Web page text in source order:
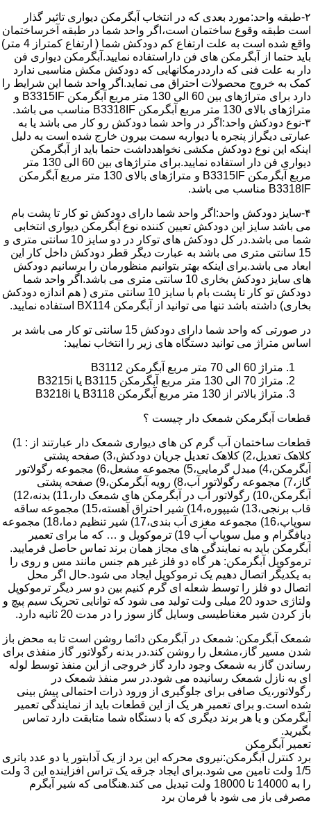
۲-طبقه واحد:مورد بعدی که در انتخاب آبگرمکن دیواری تاثیر گذار
است طبقه وقوع ساختمان است،اگر واحد شما در طبقه آخرساختمان
واقع شده است به علت ارتفاع کم دودکش شما ( ارتفاع کمتراز 4 متر)
باید حتما از آبگرمکن های فن داراستفاده نمایید.آبگرمکن دیواری فن
دار به علت فنی که دارددرمکانهایی که دودکش مکش مناسبی ندارد
کمک به خروج محصولات احتراق می نماید.اگر واحد شما این شرایط را
دارد برای متراژهای بین 60 الی 130 متر مربع آبگرمکن B3315IF و
متراژهای بالای 130 متر مربع آبگرمکن B3318IF مناسب می باشد.
۳-نوع دودکش واحد:اگر در واحد شما دودکش رو کار می باشد یا به
عبارتی دیگراز پنجره یا دیواربه سمت بیرون خارج شده است به دلیل
اینکه این نوع دودکش مکشی نخواهدداشت حتما باید از آبگرمکن
دیواری فن دار استفاده نمایید.برای متراژهای بین 60 الی 130 متر
مربع آبگرمکن B3315IF و متراژهای بالای 130 متر مربع آبگرمکن
B3318IF مناسب می باشد.
۴-سایز دودکش واحد:اگر واحد شما دارای دودکش تو کار تا پشت بام
می باشد سایز این دودکش تعیین کننده نوع آبگرمکن دیواری انتخابی
شما می باشد.در کل دودکش های توکار در دو سایز 10 سانتی متری و
15 سانتی متری می باشد به عبارت دیگر قطر دودکش داخل کار این
ابعاد می باشد.برای اینکه بهتر بتوانیم منظورمان را برسانیم دودکش
های سایز دودکش بخاری 10 سانتی متری می باشد.اگر واحد شما
دودکش تو کار تا پشت بام با سایز 10 سانتی متری ( هم اندازه دودکش
بخاری) داشته باشد تنها می توانید از آبگرمکن BX114 استفاده نمایید.
در صورتی که واحد شما دارای دودکش 15 سانتی تو کار می باشد بر
اساس متراژ می توانید دستگاه های زیر را انتخاب نمایید:
متراژ 60 الی 70 متر مربع آبگرمکن B3112
متراژ 70 الی 130 متر مربع آبگرمکن B3115 یا B3215i
متراژ بالاتر از 130 متر مربع آبگرمکن B3118 یا B3218i
قطعات آبگرمکن شمعک دار چیست ؟
قطعات ساختمان آب گرم کن های دیواری شمعک دار عبارتند از : 1)
کلاهک تعدیل،2) کلاهک تعدیل جریان دودکش،3) صفحه پشتی
آبگرمکن،4) مبدل گرمایی،5) مجموعه مشعل،6) مجموعه رگولاتور
گاز،7) مجموعه رگولاتور آب،8) رویه آبگرمکن،9) صفحه پشتی
آبگرمکن،10) رگولاتور آب در آبگرمکن های شمعک دار،11) بدنه،12)
قاب برنجی،13) شیپوره،14) شیر احتراق آهسته،15) مجموعه ساقه
سوپاپ،16) مجموعه مغزی آب بندی،17) شیر تنظیم دما،18) مجموعه
دیافگرام و میل سوپاپ آب 19) ترموکوپل و … که ما برای تعمیر
آبگرمکن باید به نمایندگی های مجاز همان برند تماس حاصل فرمایید.
ترموکوپل آبگرمکن: هر گاه دو فلز غیر هم جنس مانند مس و روی را
به یکدیگر اتصال دهیم یک ترموکوپل ایجاد می شود.حال اگر محل
اتصال دو فلز را توسط شعله ای گرم کنیم بین دو سر دیگر ترموکوپل
ولتاژی حدود 20 میلی ولت تولید می شود که توانایی تحریک سیم پیچ و
باز کردن شیر مغناطیسی وسایل گاز سوز را در مدت 20 ثانیه دارد.
شمعک آبگرمکن: شمعک در آبگرمکن دائما روشن است تا به محض باز
شدن مسیر گاز،مشعل را روشن کند.در بدنه رگولاتور گاز منفذی برای
رساندن گاز به شمعک وجود دارد گاز خروجی از این منفذ توسط لوله
ای به نازل شمعک رسانیده می شود.در سر منفذ شمعک در
رگولاتور،یک صافی برای جلوگیری از ورود ذرات احتمالی پیش بینی
شده است.و برای تعمیر هر یک از این قطعات باید از نمایندگی تعمیر
آبگرمکن و یا هر برند دیگری که با دستگاه شما متابقت دارد تماس
بگیرید.
تعمیر آبگرمکن
برد کنترل آبگرمکن:نیروی محرکه این برد از یک آدابتور یا دو عدد باتری
1/5 ولت تامین می شود.برای ایجاد جرقه یک تراس افزاینده این 3 ولت
را به 14000 تا 18000 ولت تبدیل می کند.هنگامی که شیر آبگرم
مصرفی باز می شود با فرمان برد